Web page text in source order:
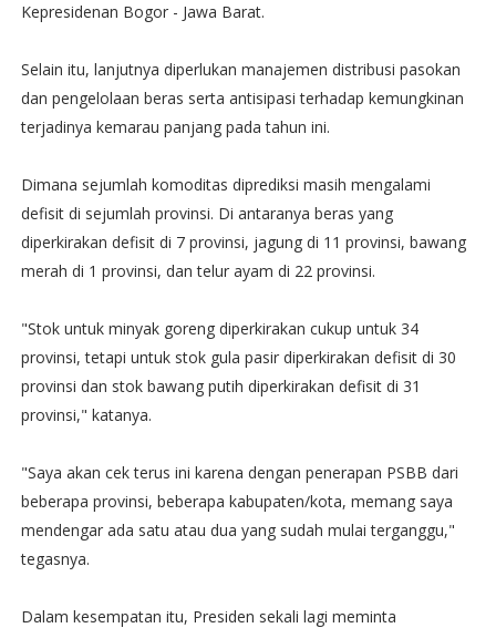
Kepresidenan Bogor - Jawa Barat.
Selain itu, lanjutnya diperlukan manajemen distribusi pasokan
dan pengelolaan beras serta antisipasi terhadap kemungkinan
terjadinya kemarau panjang pada tahun ini.
Dimana sejumlah komoditas diprediksi masih mengalami
defisit di sejumlah provinsi. Di antaranya beras yang
diperkirakan defisit di 7 provinsi, jagung di 11 provinsi, bawang
merah di 1 provinsi, dan telur ayam di 22 provinsi.
"Stok untuk minyak goreng diperkirakan cukup untuk 34
provinsi, tetapi untuk stok gula pasir diperkirakan defisit di 30
provinsi dan stok bawang putih diperkirakan defisit di 31
provinsi," katanya.
"Saya akan cek terus ini karena dengan penerapan PSBB dari
beberapa provinsi, beberapa kabupaten/kota, memang saya
mendengar ada satu atau dua yang sudah mulai terganggu,"
tegasnya.
Dalam kesempatan itu, Presiden sekali lagi meminta